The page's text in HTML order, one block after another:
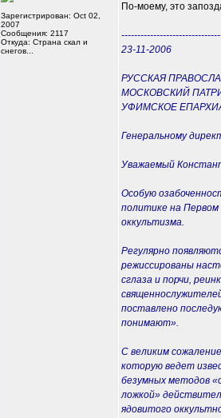
Зарегистрирован: Oct 02,
2007
Сообщения: 2117
Откуда: Cтрана скал и
снегов...
По-моему, это
23-11-2006
РУССКАЯ
МОСКОВСКИЙ
УФИМСКОЕ
Генеральному
Уважаемый
Особую
политике на Первом
оккультизма.
Регулярно
режиссированы
сглаза и порчи,
поставлено
понимают».
С великим
которую ведет
безумных методов
ложкой»
ядовитого